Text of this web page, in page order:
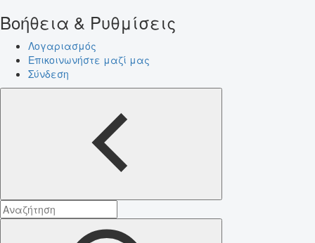
Βοήθεια & Ρυθμίσεις
Λογαριασμός
Επικοινωνήστε μαζί μας
Σύνδεση